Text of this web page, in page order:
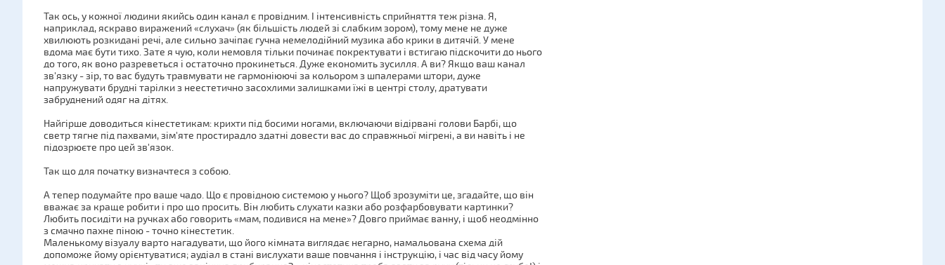
Так ось, у кожної людини якийсь один канал є провідним. І інтенсивність сприйняття теж різна. Я,
наприклад, яскраво виражений «слухач» (як більшість людей зі слабким зором), тому мене не дуже
хвилюють розкидані речі, але сильно зачіпає гучна немелодійний музика або крики в дитячій. У мене
вдома має бути тихо. Зате я чую, коли немовля тільки починає покректувати і встигаю підскочити до нього
до того, як воно разреветься і остаточно прокинеться. Дуже економить зусилля. А ви? Якщо ваш канал
зв'язку - зір, то вас будуть травмувати не гармоніюючі за кольором з шпалерами штори, дуже
напружувати брудні тарілки з неестетично засохлими залишками їжі в центрі столу, дратувати
забруднений одяг на дітях.
Найгірше доводиться кінестетикам: крихти під босими ногами, включаючи відірвані голови Барбі, що
светр тягне під пахвами, зім'яте простирадло здатні довести вас до справжньої мігрені, а ви навіть і не
підозрюєте про цей зв'язок.
Так що для початку визначтеся з собою.
А тепер подумайте про ваше чадо. Що є провідною системою у нього? Щоб зрозуміти це, згадайте, що він
вважає за краще робити і про що просить. Він любить слухати казки або розфарбовувати картинки?
Любить посидіти на ручках або говорить «мам, подивися на мене»? Довго приймає ванну, і щоб неодмінно
з смачно пахне піною - точно кінестетик.
Маленькому візуалу варто нагадувати, що його кімната виглядає негарно, намальована схема дій
допоможе йому орієнтуватися; аудіал в стані вислухати ваше повчання і інструкцію, і час від часу йому